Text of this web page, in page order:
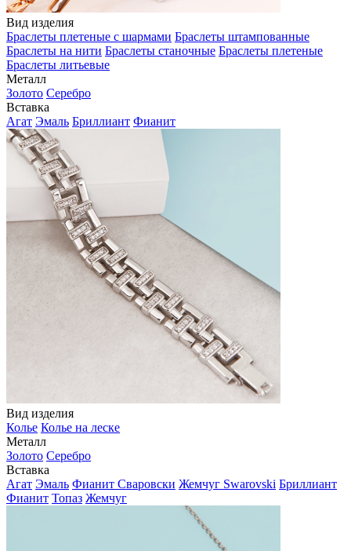
Вид изделия
Браслеты плетеные с шармами Браслеты штампованные
Браслеты на нити Браслеты станочные Браслеты плетеные
Браслеты литьевые
Металл
Золото Серебро
Вставка
Агат Эмаль Бриллиант Фианит
Вид изделия
Колье Колье на леске
Металл
Золото Серебро
Вставка
Агат Эмаль Фианит Сваровски Жемчуг Swarovski Бриллиант
Фианит Топаз Жемчуг